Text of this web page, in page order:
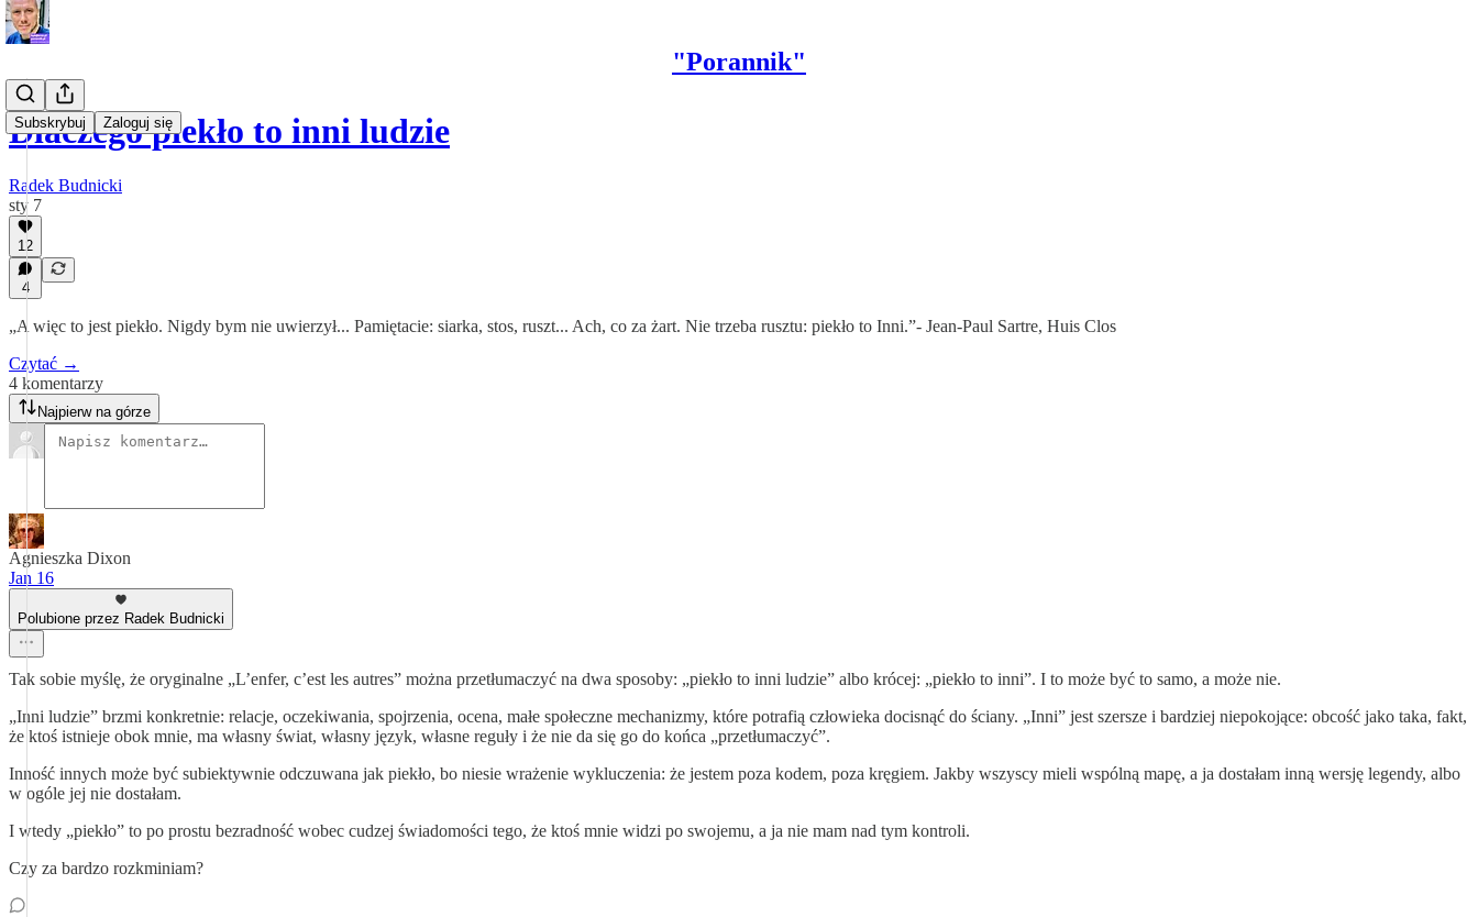
"Porannik"
Subskrybuj Zaloguj się
Dlaczego piekło to inni ludzie
Radek Budnicki
sty 7
12
4
„A więc to jest piekło. Nigdy bym nie uwierzył... Pamiętacie: siarka, stos, ruszt... Ach, co za żart. Nie trzeba rusztu: piekło to Inni.”- Jean-Paul Sartre, Huis Clos
Czytać →
4 komentarzy
Najpierw na górze
Agnieszka Dixon
Jan 16
Polubione przez Radek Budnicki
Tak sobie myślę, że oryginalne „L’enfer, c’est les autres” można przetłumaczyć na dwa sposoby: „piekło to inni ludzie” albo krócej: „piekło to inni”. I to może być to samo, a może nie.
„Inni ludzie” brzmi konkretnie: relacje, oczekiwania, spojrzenia, ocena, małe społeczne mechanizmy, które potrafią człowieka docisnąć do ściany. „Inni” jest szersze i bardziej niepokojące: obcość jako taka, fakt,
że ktoś istnieje obok mnie, ma własny świat, własny język, własne reguły i że nie da się go do końca „przetłumaczyć”.
Inność innych może być subiektywnie odczuwana jak piekło, bo niesie wrażenie wykluczenia: że jestem poza kodem, poza kręgiem. Jakby wszyscy mieli wspólną mapę, a ja dostałam inną wersję legendy, albo
w ogóle jej nie dostałam.
I wtedy „piekło” to po prostu bezradność wobec cudzej świadomości tego, że ktoś mnie widzi po swojemu, a ja nie mam nad tym kontroli.
Czy za bardzo rozkminiam?